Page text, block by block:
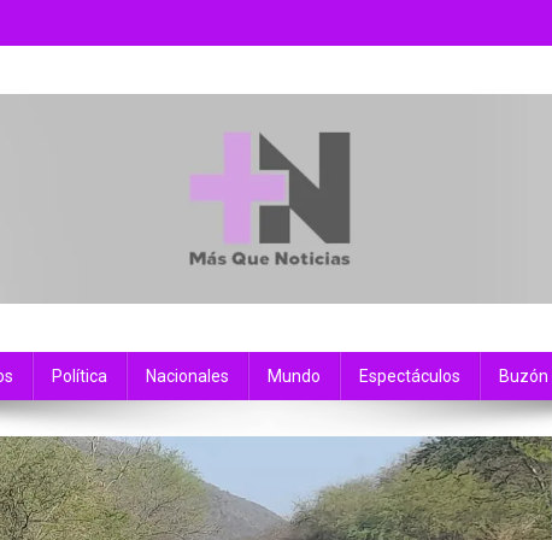
Política Nacionales Mundo Espectáculos Buzón